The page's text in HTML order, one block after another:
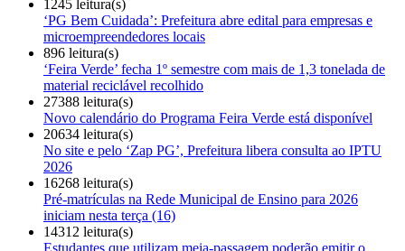
1245 leitura(s)
‘PG Bem Cuidada’: Prefeitura abre edital para empresas e
microempreendedores locais
896 leitura(s)
‘Feira Verde’ fecha 1º semestre com mais de 1,3 tonelada de
material reciclável recolhido
27388 leitura(s)
Novo calendário do Programa Feira Verde está disponível
20634 leitura(s)
No site e pelo ‘Zap PG’, Prefeitura libera consulta ao IPTU
2026
16268 leitura(s)
Pré-matrículas na Rede Municipal de Ensino para 2026
iniciam nesta terça (16)
14312 leitura(s)
Estudantes que utilizam meia-passagem poderão emitir o